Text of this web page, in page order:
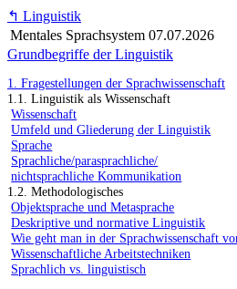
↰ Linguistik
Mentales Sprachsystem 07.07.2026
Grundbegriffe der Linguistik
1. Fragestellungen der Sprachwissenschaft
1.1. Linguistik als Wissenschaft
Wissenschaft
Umfeld und Gliederung der Linguistik
Sprache
Sprachliche/parasprachliche/
nichtsprachliche Kommunikation
1.2. Methodologisches
Objektsprache und Metasprache
Deskriptive und normative Linguistik
Wie geht man in der Sprachwissenschaft
Wissenschaftliche Arbeitstechniken
Sprachlich vs. linguistisch